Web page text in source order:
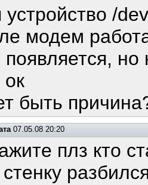
устройство /
модем
появляется,
быть
07.05.08 20:20
плз кто